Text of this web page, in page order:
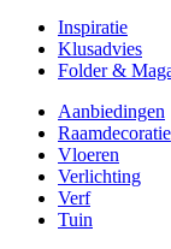
Inspiratie
Klusadvies
Folder &
Aanbiedingen
Raamdecoratie
Vloeren
Verlichting
Verf
Tuin